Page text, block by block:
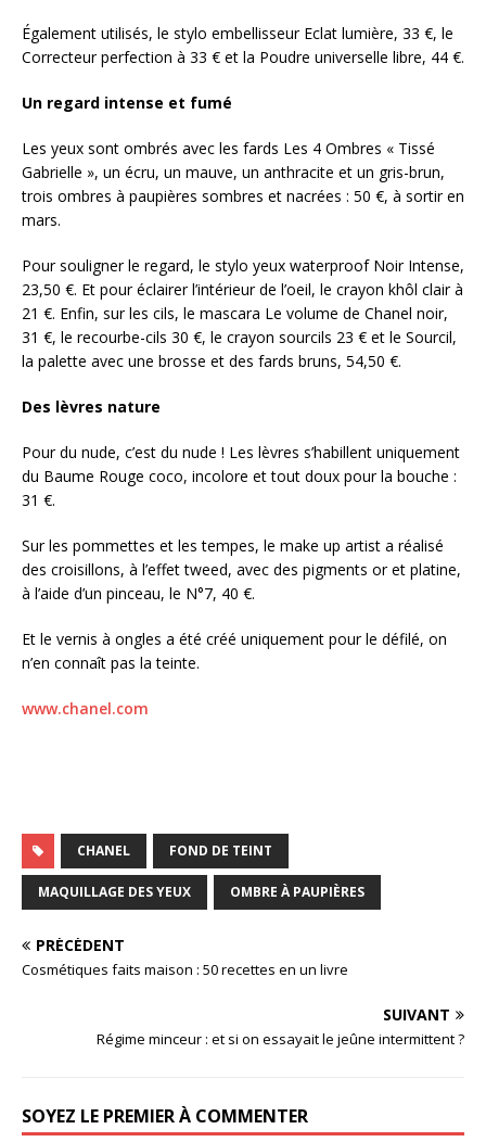
Également utilisés, le stylo embellisseur Eclat lumière, 33 €, le
Correcteur perfection à 33 € et la Poudre universelle libre, 44 €.
Un regard intense et fumé
Les yeux sont ombrés avec les fards Les 4 Ombres « Tissé
Gabrielle », un écru, un mauve, un anthracite et un gris-brun,
trois ombres à paupières sombres et nacrées : 50 €, à sortir en
mars.
Pour souligner le regard, le stylo yeux waterproof Noir Intense,
23,50 €. Et pour éclairer l’intérieur de l’oeil, le crayon khôl clair à
21 €. Enfin, sur les cils, le mascara Le volume de Chanel noir,
31 €, le recourbe-cils 30 €, le crayon sourcils 23 € et le Sourcil,
la palette avec une brosse et des fards bruns, 54,50 €.
Des lèvres nature
Pour du nude, c’est du nude ! Les lèvres s’habillent uniquement
du Baume Rouge coco, incolore et tout doux pour la bouche :
31 €.
Sur les pommettes et les tempes, le make up artist a réalisé
des croisillons, à l’effet tweed, avec des pigments or et platine,
à l’aide d’un pinceau, le N°7, 40 €.
Et le vernis à ongles a été créé uniquement pour le défilé, on
n’en connaît pas la teinte.
www.chanel.com
CHANEL FOND DE TEINT
MAQUILLAGE DES YEUX OMBRE À PAUPIÈRES
PRÉCÉDENT
Cosmétiques faits maison : 50 recettes en un livre
SUIVANT
Régime minceur : et si on essayait le jeûne intermittent ?
SOYEZ LE PREMIER À COMMENTER